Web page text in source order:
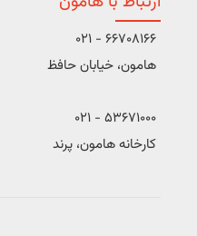
66708166 - 021
هامون، خیابان حافظ
53671000 - 021
کارخانه هامون، پرند